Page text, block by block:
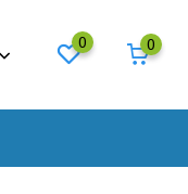
0 0